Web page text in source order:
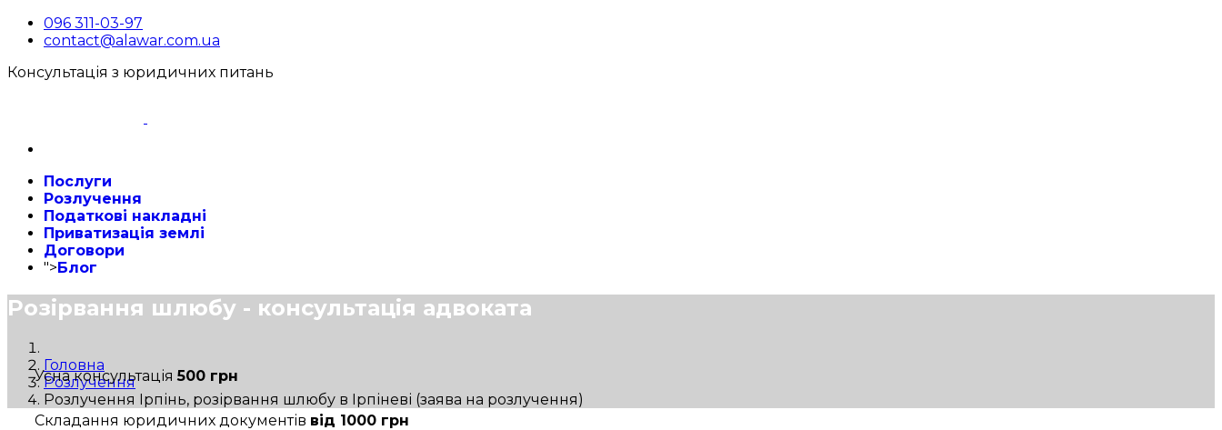
096 311-03-97
contact@alawar.com.ua
Консультація з юридичних питань
Послуги
Розлучення
Податкові накладні
Приватизація землі
Договори
">Блог
Розірвання шлюбу - консультація адвоката
Головна
Розлучення
Розлучення Ірпінь, розірвання шлюбу в Ірпіневі (заява на розлучення)
Усна консультація500 грн
Складання юридичних документів від 1000 грн